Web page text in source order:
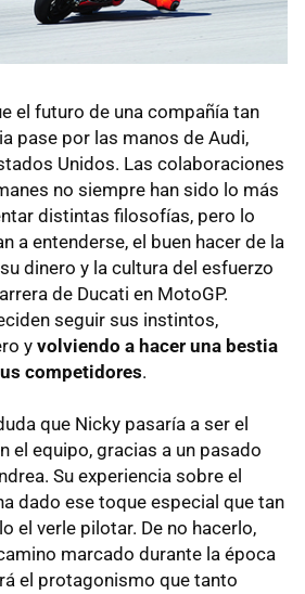
el futuro de una compañía tan
pase por las manos de Audi,
Unidos. Las colaboraciones
no siempre han sido lo más
distintas filosofías, pero lo
a entenderse, el buen hacer de la
dinero y la cultura del esfuerzo
de Ducati en MotoGP.
seguir sus instintos,
y volviendo a hacer una bestia
competidores.
que Nicky pasaría a ser el
el equipo, gracias a un pasado
Su experiencia sobre el
dado ese toque especial que tan
el verle pilotar. De no hacerlo,
marcado durante la época
el protagonismo que tanto